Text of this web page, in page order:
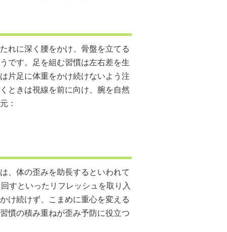
れに深く腰をかけ、骨盤を立てる
です。足を組む習慣は左右差を生
片足に体重をかけ続けないよう注
ときは視線を前に向け、腕を自然
：
、体の歪みを助長するといわれて
すといったリフレッシュを取り入
け続けず、こまめに重心を変える
慣の積み重ねが歪み予防に役立つ